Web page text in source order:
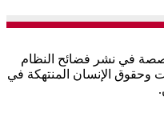
في نشر فضائح النظام
وحقوق الإنسان المنتهكة في